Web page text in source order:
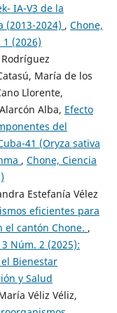
IA-V3 de la
(2013-2024) , Chone,
(2026)
María de los
Llorente,
Alba, Efecto
del
41 (Oryza sativa
, Chone, Ciencia
Estefanía Vélez
eficientes para
el cantón Chone. ,
Núm. 2 (2025):
Bienestar
y Salud
Véliz Véliz,